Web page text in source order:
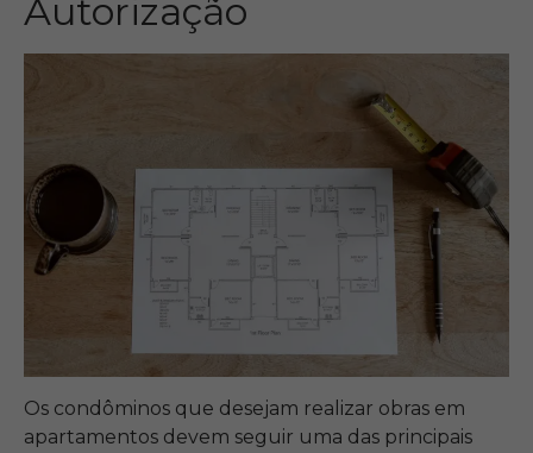
Autorização
Os condôminos que desejam realizar obras em
apartamentos devem seguir uma das principais